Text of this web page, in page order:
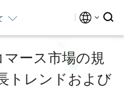
マース市場の規
トレンドおよび